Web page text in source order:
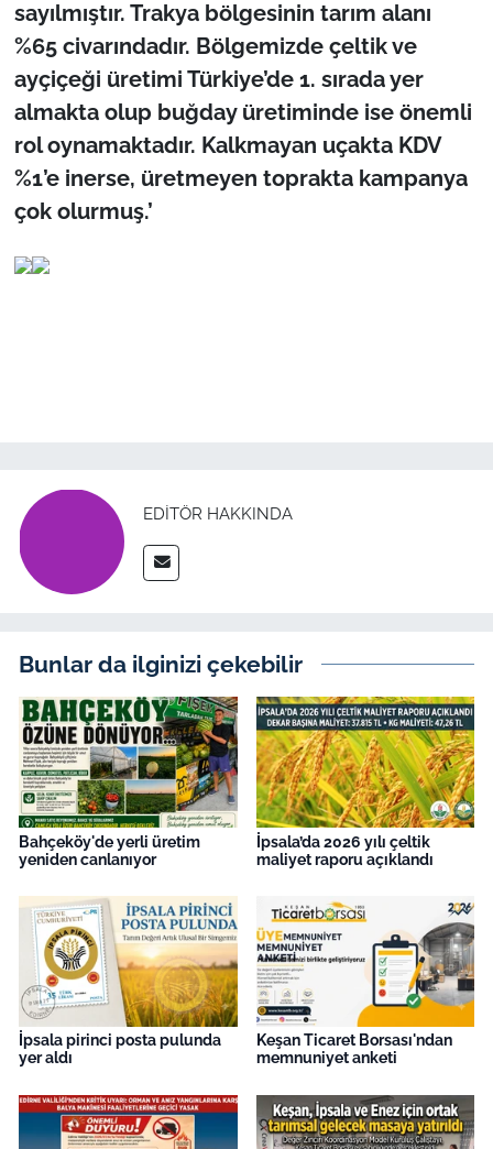
sayılmıştır. Trakya bölgesinin tarım alanı
%65 civarındadır. Bölgemizde çeltik ve
ayçiçeği üretimi Türkiye’de 1. sırada yer
almakta olup buğday üretiminde ise önemli
rol oynamaktadır. Kalkmayan uçakta KDV
%1’e inerse, üretmeyen toprakta kampanya
çok olurmuş.’
EDITÖR HAKKINDA
Bunlar da ilginizi çekebilir
Bahçeköy'de yerli üretim
yeniden canlanıyor
İpsala’da 2026 yılı çeltik
maliyet raporu açıklandı
İpsala pirinci posta pulunda
yer aldı
Keşan Ticaret Borsası'ndan
memnuniyet anketi